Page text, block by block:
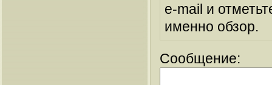
e-mail и
именно обзор.
Сообщение: